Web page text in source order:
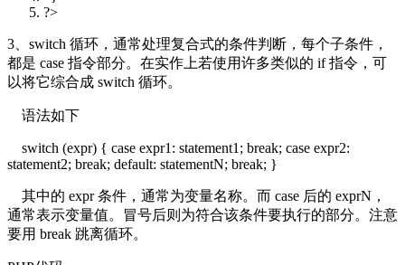
?>
3、switch 循环，通常处理复合式的条件判断，每个子条件，
都是 case 指令部分。在实作上若使用许多类似的 if 指令，可
以将它综合成 switch 循环。
语法如下
switch (expr) { case expr1: statement1; break; case expr2:
statement2; break; default: statementN; break; }
其中的 expr 条件，通常为变量名称。而 case 后的 exprN，
通常表示变量值。冒号后则为符合该条件要执行的部分。注意
要用 break 跳离循环。